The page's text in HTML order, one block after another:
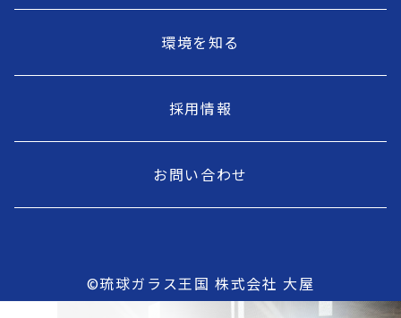
環境を知る
採用情報
お問い合わせ
©琉球ガラス王国 株式会社 大屋